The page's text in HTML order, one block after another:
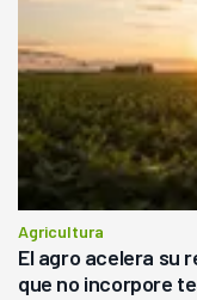
Agricultura
El agro acelera su
que no incorpore